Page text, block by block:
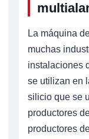
La máquina
muchas
instalaciones
se utilizan en
silicio que se
productores
productores